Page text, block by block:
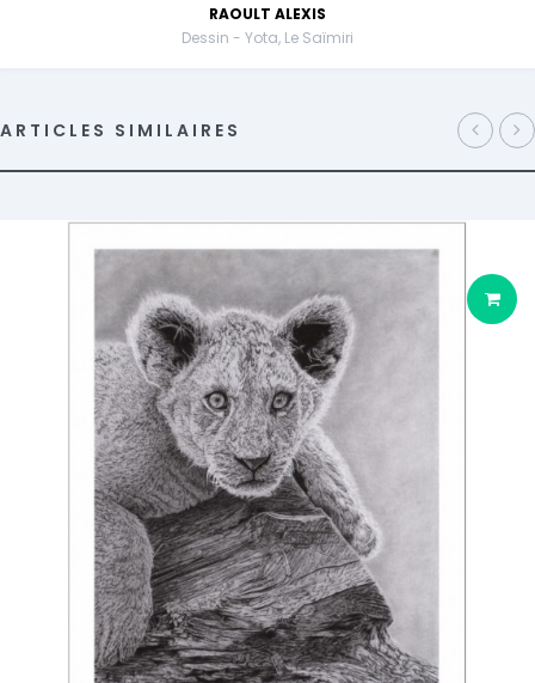
RAOULT ALEXIS
Dessin - Yota, Le Saïmiri
ARTICLES SIMILAIRES